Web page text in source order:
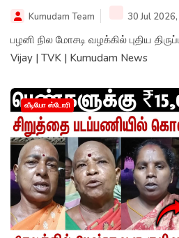
Kumudam Team 30 Jul
பழனி நில மோசடி வழக்கில் புதிய
Vijay | TVK | Kumudam News
வீடியோ ஸ்டோரி